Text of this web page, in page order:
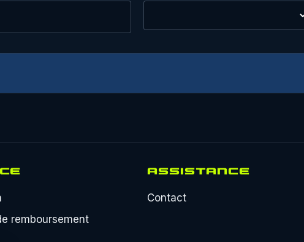
remboursement
ASSISTANCE
Contact